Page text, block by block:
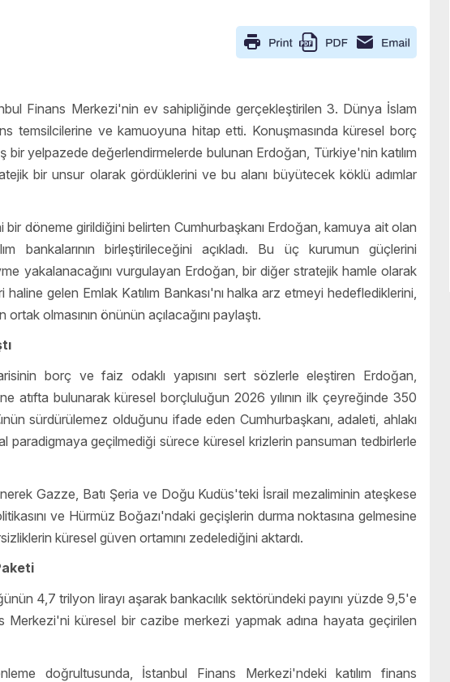
Finans Merkezi'nin ev sahipliğinde gerçekleştirilen 3. Dünya İslam
temsilcilerine ve kamuoyuna hitap etti. Konuşmasında küresel borç
yelpazede değerlendirmelerde bulunan Erdoğan, Türkiye'nin katılım
bir unsur olarak gördüklerini ve bu alanı büyütecek köklü adımlar
bir döneme girildiğini belirten Cumhurbaşkanı Erdoğan, kamuya ait olan
bankalarının birleştirileceğini açıkladı. Bu üç kurumun güçlerini
yakalanacağını vurgulayan Erdoğan, bir diğer stratejik hamle olarak
gelen Emlak Katılım Bankası'nı halka arz etmeyi hedeflediklerini,
olmasının önünün açılacağını paylaştı.
borç ve faiz odaklı yapısını sert sözlerle eleştiren Erdoğan,
atıfta bulunarak küresel borçluluğun 2026 yılının ilk çeyreğinde 350
sürdürülemez olduğunu ifade eden Cumhurbaşkanı, adaleti, ahlakı
paradigmaya geçilmediği sürece küresel krizlerin pansuman tedbirlerle
Gazze, Batı Şeria ve Doğu Kudüs'teki İsrail mezaliminin ateşkese
ve Hürmüz Boğazı'ndaki geçişlerin durma noktasına gelmesine
küresel güven ortamını zedelediğini aktardı.
4,7 trilyon lirayı aşarak bankacılık sektöründeki payını yüzde 9,5'e
küresel bir cazibe merkezi yapmak adına hayata geçirilen
doğrultusunda, İstanbul Finans Merkezi'ndeki katılım finans